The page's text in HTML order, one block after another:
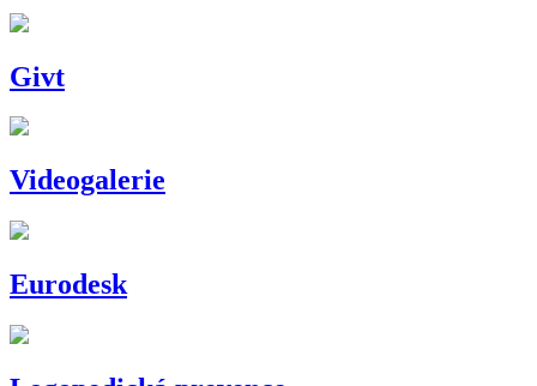
Givt
Videogalerie
Eurodesk